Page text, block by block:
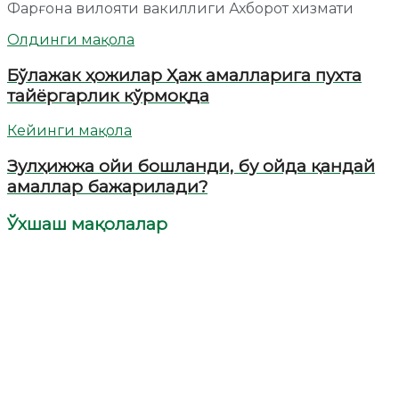
Фарғона вилояти вакиллиги Ахборот хизмати
Олдинги мақола
Бўлажак ҳожилар Ҳаж амалларига пухта
тайёргарлик кўрмоқда
Кейинги мақола
Зулҳижжа ойи бошланди, бу ойда қандай
амаллар бажарилади?
Ўхшаш мақолалар